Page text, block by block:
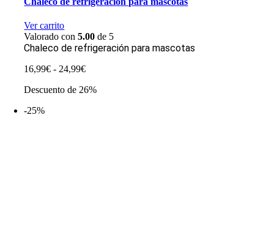
Ver carrito
Valorado con5.00 de 5
Chaleco de refrigeración para mascotas
16,99€ - 24,99€Rango
precios:
Descuento de 26%
-25%